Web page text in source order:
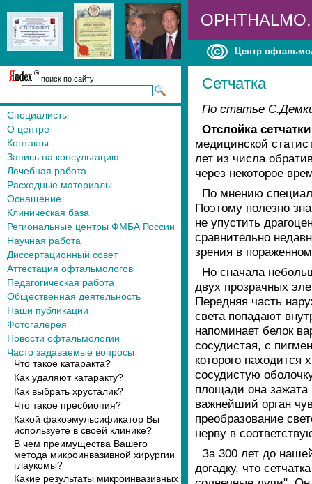
Центр
поиск по сайту
Специалисты
О центре
Контакты
Запись на консультацию
Лечебная работа
Расходные материалы
Оснащение
Клиническая база
Региональные центры ФМБА России
Научная работа
Диссертационный совет
Аттестация офтальмологов
Педагогическая работа
Общественная деятельность
Наши публикации
Фотогалерея
Новости офтальмологии
Часто задаваемые вопросы
Что такое катаракта?
Как удаляют катаракту?
Как выбрать хрусталик?
Что такое пресбиопия?
Какой факоэмульсификатор Вы
используете в своей клинике?
В чем преимущества Вашего
метода микроинвазивной хирургии
глаукомы?
Какие результаты микроинвазивных
Сетчатка
По статье
Отслойка
медицинской
лет из числа
через некоторое
По мнению
Поэтому полезно
не упустить
сравнительно
зрения в
Но сначала
двух прозрачных
Передняя часть
света попадают
напоминает белок
сосудистая, с
которого находится
сосудистую
площади она
важнейший орган
преобразование
нерву в
За 300 лет до
догадку, что